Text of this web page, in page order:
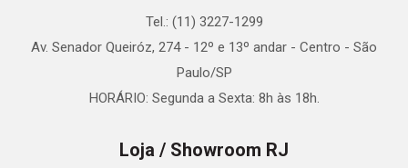
Tel.: (11) 3227-1299
Av. Senador Queiróz, 274 - 12º e 13º andar - Centro - São
Paulo/SP
HORÁRIO: Segunda a Sexta: 8h às 18h.
Loja / Showroom RJ